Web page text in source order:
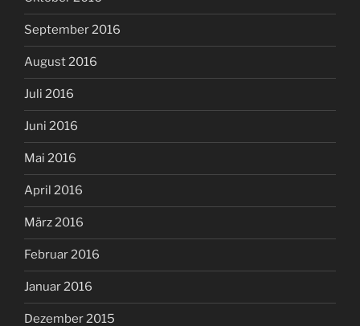
September 2016
August 2016
Juli 2016
Juni 2016
Mai 2016
April 2016
März 2016
Februar 2016
Januar 2016
Dezember 2015